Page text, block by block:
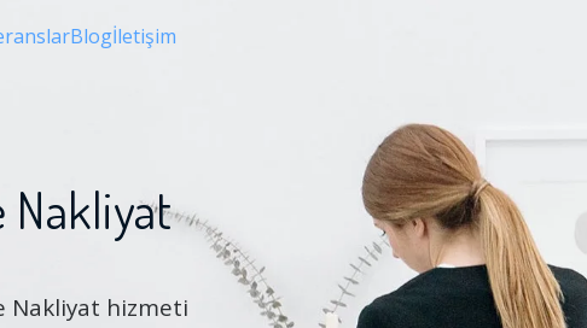
Blogİletişim
Nakliyat
Nakliyat hizmeti